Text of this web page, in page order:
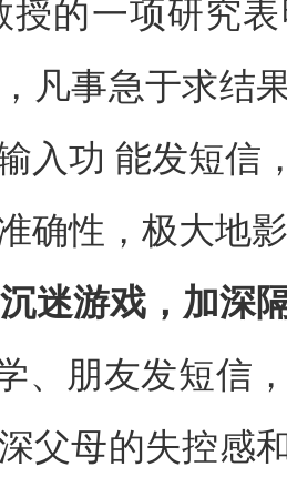
授的一项研究
凡事急于求结
入功 能发短信
确性，极大地
迷游戏，加深
、朋友发短信
父母的失控感